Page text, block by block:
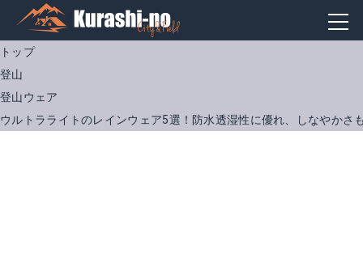
トップ
登山
登山ウェア
ウルトラライトのレインウェア5選！防水透湿性に優れ、しなやかさ